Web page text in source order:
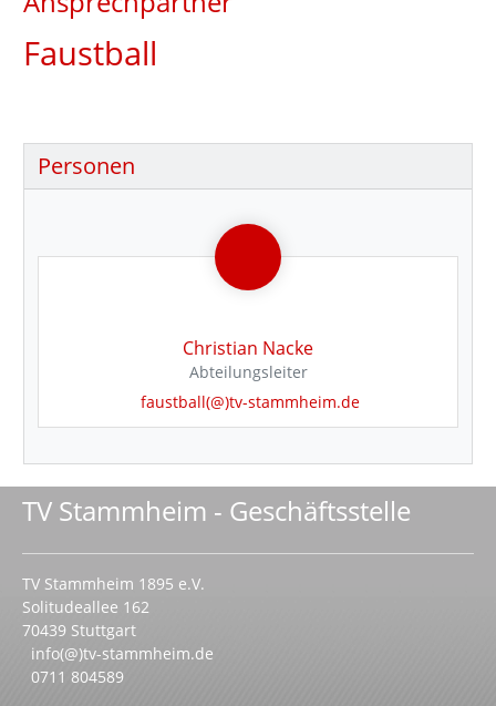
Faustball
Personen
Christian Nacke
Abteilungsleiter
faustball(@)tv-stammheim.de
TV Stammheim - Geschäftsstelle
TV Stammheim 1895 e.V.
Solitudeallee 162
70439 Stuttgart
info(@)tv-stammheim.de
0711 804589